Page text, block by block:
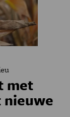
met